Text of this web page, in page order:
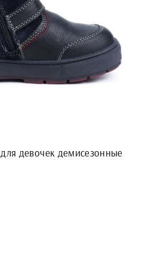
девочек демисезонные